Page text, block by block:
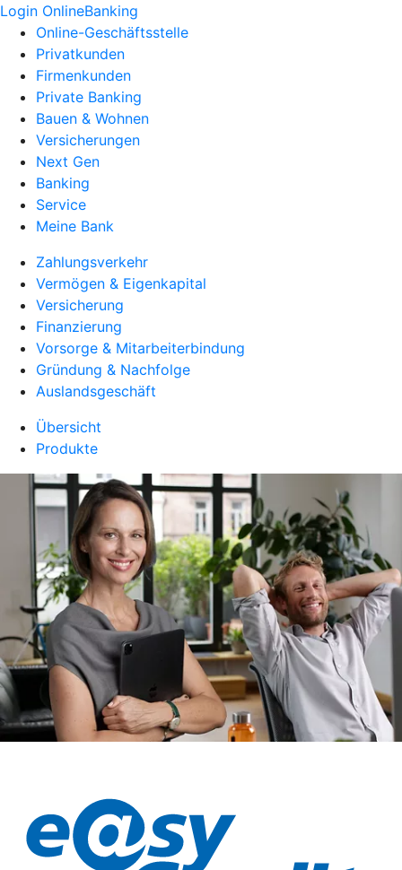
Login OnlineBanking
Online-Geschäftsstelle
Privatkunden
Firmenkunden
Private Banking
Bauen & Wohnen
Versicherungen
Next Gen
Banking
Service
Meine Bank
Zahlungsverkehr
Vermögen & Eigenkapital
Versicherung
Finanzierung
Vorsorge & Mitarbeiterbindung
Gründung & Nachfolge
Auslandsgeschäft
Übersicht
Produkte